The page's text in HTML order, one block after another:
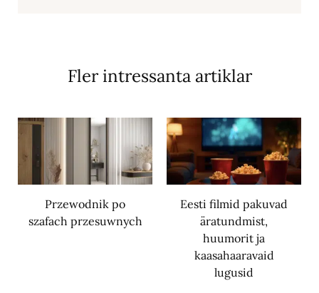
Fler intressanta artiklar
Przewodnik po
szafach przesuwnych
Eesti filmid pakuvad
äratundmist,
huumorit ja
kaasahaaravaid
lugusid